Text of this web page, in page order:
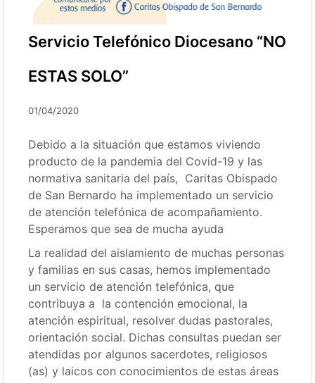
Servicio Telefónico Diocesano “NO
ESTAS SOLO”
01/04/2020
Debido a la situación que estamos viviendo
producto de la pandemia del Covid-19 y las
normativa sanitaria del país, Caritas Obispado
de San Bernardo ha implementado un servicio
de atención telefónica de acompañamiento.
Esperamos que sea de mucha ayuda
La realidad del aislamiento de muchas personas
y familias en sus casas, hemos implementado
un servicio de atención telefónica, que
contribuya a la contención emocional, la
atención espiritual, resolver dudas pastorales,
orientación social. Dichas consultas puedan ser
atendidas por algunos sacerdotes, religiosos
(as) y laicos con conocimientos de estas áreas